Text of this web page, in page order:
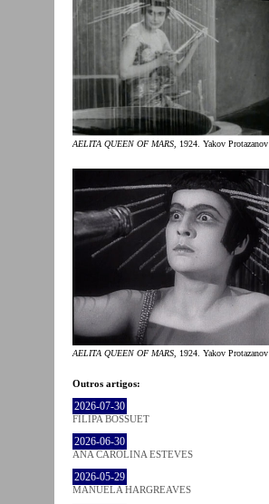
AELITA QUEEN OF MARS , 1924. Yakov Protazanov
AELITA QUEEN OF MARS , 1924. Yakov Protazanov
Outros artigos:
2026-07-30
FILIPA BOSSUET
2026-06-30
ANA CAROLINA ESTEVES
2026-05-29
MANUELA HARGREAVES